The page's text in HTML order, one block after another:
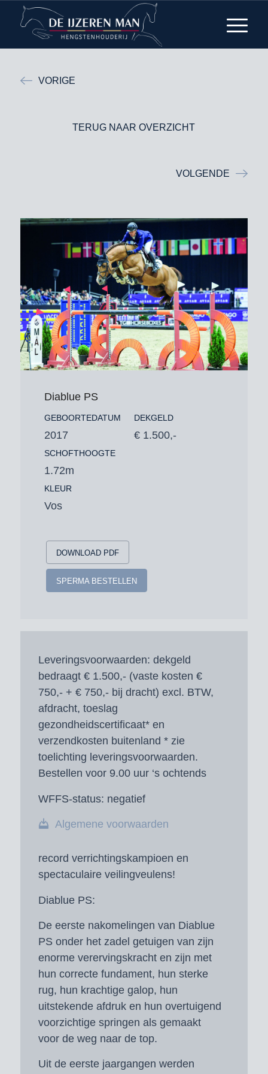
VORIGE
TERUG NAAR OVERZICHT
VOLGENDE
Diablue PS
GEBOORTEDATUM
2017
SCHOFTHOOGTE
1.72m
KLEUR
Vos
DEKGELD
€ 1.500,-
DOWNLOAD PDF
SPERMA BESTELLEN
Leveringsvoorwaarden: dekgeld
bedraagt € 1.500,- (vaste kosten €
750,- + € 750,- bij dracht) excl. BTW,
afdracht, toeslag
gezondheidscertificaat* en
verzendkosten buitenland * zie
toelichting leveringsvoorwaarden.
Bestellen voor 9.00 uur ‘s ochtends
WFFS-status: negatief
Algemene voorwaarden
record verrichtingskampioen en
spectaculaire veilingveulens!
Diablue PS:
De eerste nakomelingen van Diablue
PS onder het zadel getuigen van zijn
enorme verervingskracht en zijn met
hun correcte fundament, hun sterke
rug, hun krachtige galop, hun
uitstekende afdruk en hun overtuigend
voorzichtige springen als gemaakt
voor de weg naar de top.
Uit de eerste jaargangen werden